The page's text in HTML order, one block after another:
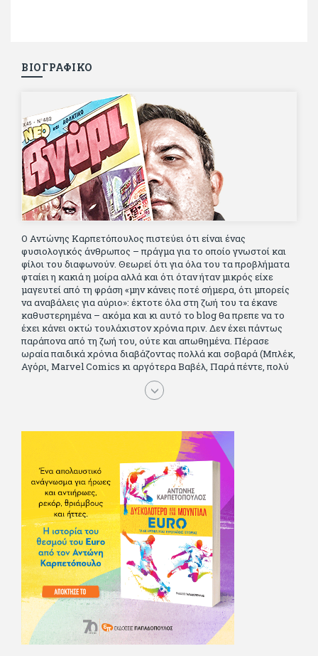
ΒΙΟΓΡΑΦΙΚΟ
Ο Αντώνης Καρπετόπουλος πιστεύει ότι είναι ένας
φυσιολογικός άνθρωπος – πράγμα για το οποίο γνωστοί και
φίλοι του διαφωνούν. Θεωρεί ότι για όλα του τα προβλήματα
φταίει η κακιά η μοίρα αλλά και ότι όταν ήταν μικρός είχε
μαγευτεί από τη φράση «μην κάνεις ποτέ σήμερα, ότι μπορείς
να αναβάλεις για αύριο»: έκτοτε όλα στη ζωή του τα έκανε
καθυστερημένα – ακόμα και κι αυτό το blog θα πρεπε να το
έχει κάνει οκτώ τουλάχιστον χρόνια πριν. Δεν έχει πάντως
παράπονα από τη ζωή του, ούτε και απωθημένα. Πέρασε
ωραία παιδικά χρόνια διαβάζοντας πολλά και σοβαρά (Μπλέκ,
Αγόρι, Μarvel Comics κι αργότερα Βαβέλ, Παρά πέντε, πολύ
Αλέξανδρο Δουμά και αρκετό Ιούλιο Βέρν πριν τον κερδίσουν
τα αστυνομικά), απέκτησε τους σωστούς φίλους κυρίως γιατί
ταινίες κι έγραφε και στο περιοδικό Σινεμά, είχε κάποιες
αισθηματικές περιπέτειες που σκόρπισαν γέλιο στους φίλους
του - αν όχι και στον ίδιο. Πήγε στρατό κανονικά στα σύνορα
και διατήρησε μια καλή σχέση με την οικογένεια του, την
οποία αισθάνεται πως διάφορες φορές έφερε σε δύσκολη
θέση. Κείμενο με την υπογραφή του πρωτοδημοσιεύτηκε στο
Φίλαθλο το 1992. Επέστρεψε οριστικά στην Ελλάδα το 1998,
δούλεψε για πολλούς (αφού δυσκολεύεται να πει όχι), και
κάποιοι, αν όχι και όλοι, τον πλήρωσαν κι έμειναν και
ευχαριστημένοι από τη συνεργασία. Σήμερα πλέον εργάζεται
στον Sport Fm (όπου έχει κλείσει εικοσαετία) και στη
Sportday. Επαίρεται ότι λίγοι έχουν δει περισσότερο
ποδόσφαιρο από τον ίδιο και θεωρεί τον εαυτό του τυχερό
γιατί είναι μέλος της γενιάς που απόλαυσε τους μεγαλύτερους
σε όλα τα σπορ. Δεν είναι παντρεμένος, αλλά θαυμάζει όσους
βρίσκουν το κουράγιο να το κάνουν. Αντίθετα από πολλούς
φίλους του δεν πληρώνει διατροφές. Ελπίζει ότι δεν έχει
παιδιά. Απειλεί ότι θα γράφει όσο υπάρχουν άνθρωποι που